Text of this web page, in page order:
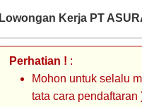
Lowongan Kerja PT
Perhatian ! :
Mohon untuk selalu
tata cara